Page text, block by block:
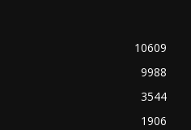
10609
9988
3544
1906